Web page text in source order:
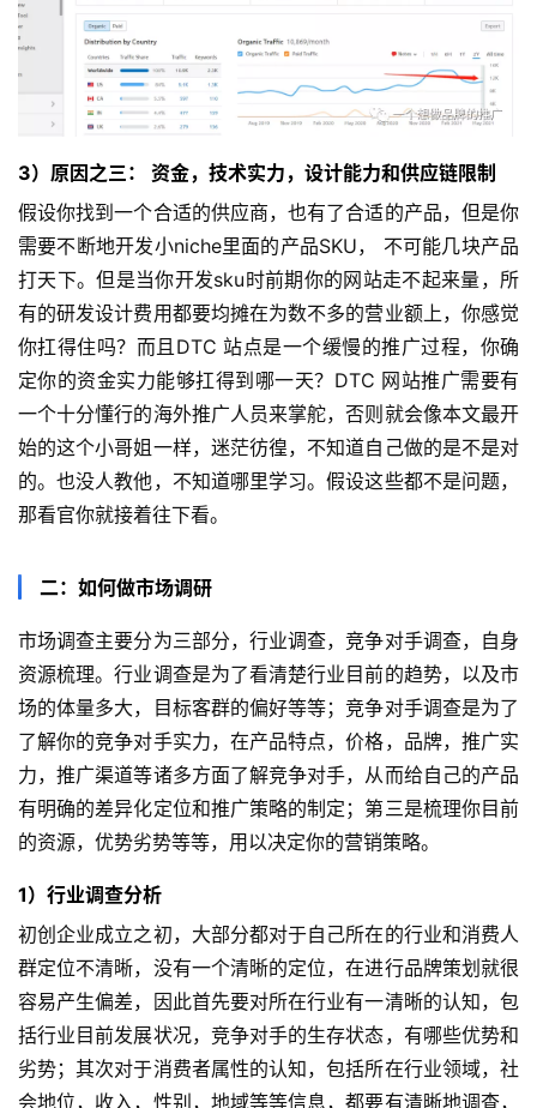
3）原因之三： 资金，技术实力，设计能力和供应链限制
假设你找到一个合适的供应商，也有了合适的产品，但是你
需要不断地开发小niche里面的产品SKU， 不可能几块产品
打天下。但是当你开发sku时前期你的网站走不起来量，所
有的研发设计费用都要均摊在为数不多的营业额上，你感觉
你扛得住吗？而且DTC 站点是一个缓慢的推广过程，你确
定你的资金实力能够扛得到哪一天？DTC 网站推广需要有
一个十分懂行的海外推广人员来掌舵，否则就会像本文最开
始的这个小哥姐一样，迷茫彷徨，不知道自己做的是不是对
的。也没人教他，不知道哪里学习。假设这些都不是问题，
那看官你就接着往下看。
二：如何做市场调研
市场调查主要分为三部分，行业调查，竞争对手调查，自身
资源梳理。行业调查是为了看清楚行业目前的趋势，以及市
场的体量多大，目标客群的偏好等等；竞争对手调查是为了
了解你的竞争对手实力，在产品特点，价格，品牌，推广实
力，推广渠道等诸多方面了解竞争对手，从而给自己的产品
有明确的差异化定位和推广策略的制定；第三是梳理你目前
的资源，优势劣势等等，用以决定你的营销策略。
1）行业调查分析
初创企业成立之初，大部分都对于自己所在的行业和消费人
群定位不清晰，没有一个清晰的定位，在进行品牌策划就很
容易产生偏差，因此首先要对所在行业有一清晰的认知，包
括行业目前发展状况，竞争对手的生存状态，有哪些优势和
劣势；其次对于消费者属性的认知，包括所在行业领域，社
会地位，收入，性别，地域等等信息，都要有清晰地调查，